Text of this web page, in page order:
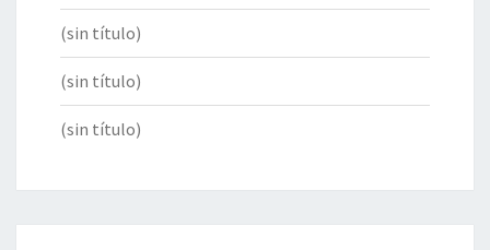
(sin título)
(sin título)
(sin título)